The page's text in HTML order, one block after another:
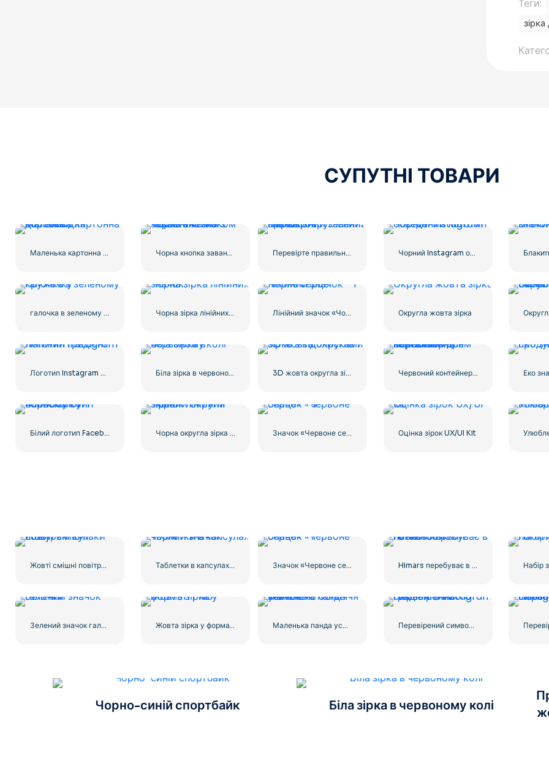
Теги:
СУПУТНІ ТОВАРИ
Маленька картонна коробка для доставки Чорна кнопка завантаження з червоним знаком Перевірте правильний зелений значок, округлений Чорний Instagram обведений логотип
галочка в зеленому кружечку Чорна зірка лінійних значок Лінійний значок «Чорне серце» – 1 Округла жовта зірка
Логотип Instagram лінійний градієнт Біла зірка в червоному колі 3D жовта округла зірка з відблисками Червоний контейнер для перевезення вантажів морем
Білий логотип Facebook у чорному колі Чорна округла зірка – лінійний значок Значок «Червоне серце» – 3 Оцінка зірок UX/UI Kit
Таблетки в капсулах чорний значок
Жовта зірка у форматі PNG Перевірений символ синього градієнта Instagram
Чорно-синій спортбайк Біла зірка в червоному колі